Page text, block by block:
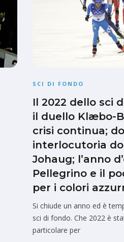
SCI DI FONDO
Il 2022 dello sci
il duello Klæbo-
crisi continua;
interlocutoria
Johaug; l’anno
Pellegrino e il
per i colori
Si chiude un anno ed è
sci di fondo. Che 2022 è
particolare per